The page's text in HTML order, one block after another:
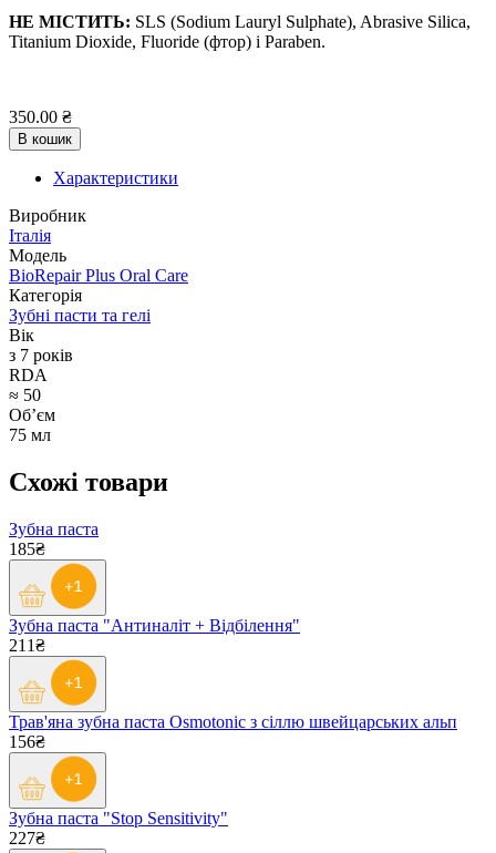
НЕ МІСТИТЬ: SLS (Sodium Lauryl Sulphate), Abrasive Silica,
Titanium Dioxide, Fluoride (фтор) і Paraben.
350.00 ₴
В кошик
Характеристики
Виробник
Італія
Модель
BioRepair Plus Oral Care
Категорія
Зубні пасти та гелі
Вік
з 7 років
RDA
≈ 50
Обʼєм
75 мл
Схожі товари
Зубна паста
185₴
Зубна паста "Антиналіт + Відбілення"
211₴
Трав'яна зубна паста Osmotonic з сіллю швейцарських альп
156₴
Зубна паста "Stop Sensitivity"
227₴